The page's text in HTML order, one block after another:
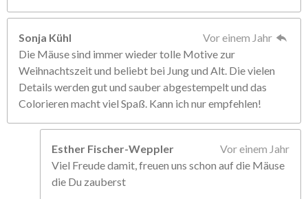
Sonja Kühl
Vor einem Jahr
Die Mäuse sind immer wieder tolle Motive zur
Weihnachtszeit und beliebt bei Jung und Alt. Die vielen
Details werden gut und sauber abgestempelt und das
Colorieren macht viel Spaß. Kann ich nur empfehlen!
Esther Fischer-Weppler
Vor einem Jahr
Viel Freude damit, freuen uns schon auf die Mäuse
die Du zauberst